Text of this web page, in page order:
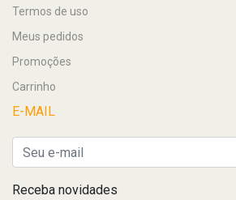
Termos de uso
Meus pedidos
Promoções
Carrinho
E-MAIL
Receba novidades